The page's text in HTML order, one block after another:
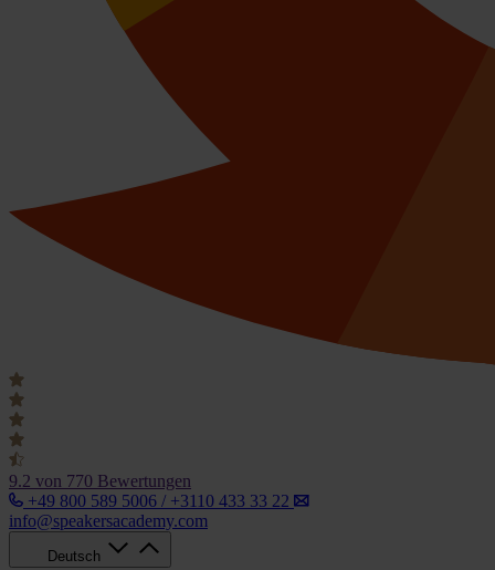
9.2 von 770 Bewertungen
+49 800 589 5006 / +3110 433 33 22
info@speakersacademy.com
Deutsch